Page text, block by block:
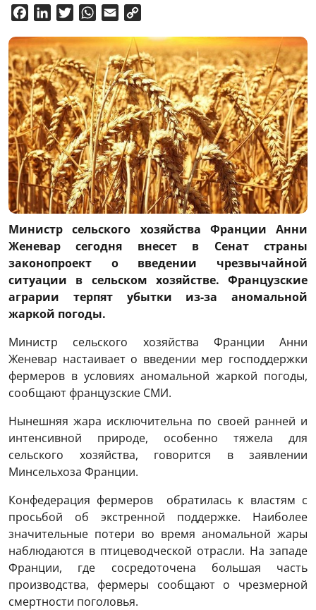
FacebookLinkedInTwitterWhatsApp
Email
Министр сельского хозяйства Франции Анни
Женевар сегодня внесет в Сенат страны
законопроект о введении чрезвычайной
ситуации в сельском хозяйстве. Французские
аграрии терпят убытки из-за аномальной
жаркой погоды.
Министр сельского хозяйства Франции Анни
Женевар настаивает о введении мер господдержки
фермеров в условиях аномальной жаркой погоды,
сообщают французские СМИ.
Нынешняя жара исключительна по своей ранней и
интенсивной природе, особенно тяжела для
сельского хозяйства, говорится в заявлении
Минсельхоза Франции.
Конфедерация фермеров обратилась к властям с
просьбой об экстренной поддержке. Наиболее
значительные потери во время аномальной жары
наблюдаются в птицеводческой отрасли. На западе
Франции, где сосредоточена большая часть
производства, фермеры сообщают о чрезмерной
смертности поголовья.